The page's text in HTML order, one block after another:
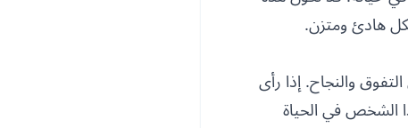
هادئ ومتزن.
والنجاح. إذا رأى
الشخص في الحياة